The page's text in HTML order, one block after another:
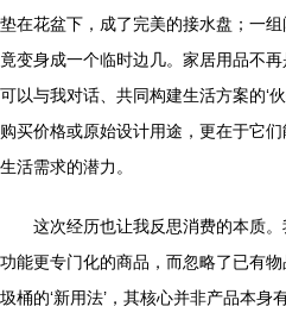
垫在花盆下，成了完美的接水盘；一
竟变身成一个临时边几。家居用品不再
可以与我对话、共同构建生活方案的‘
购买价格或原始设计用途，更在于它
生活需求的潜力。
这次经历也让我反思消费的本质
功能更专门化的商品，而忽略了已有
圾桶的‘新用法’，其核心并非产品本